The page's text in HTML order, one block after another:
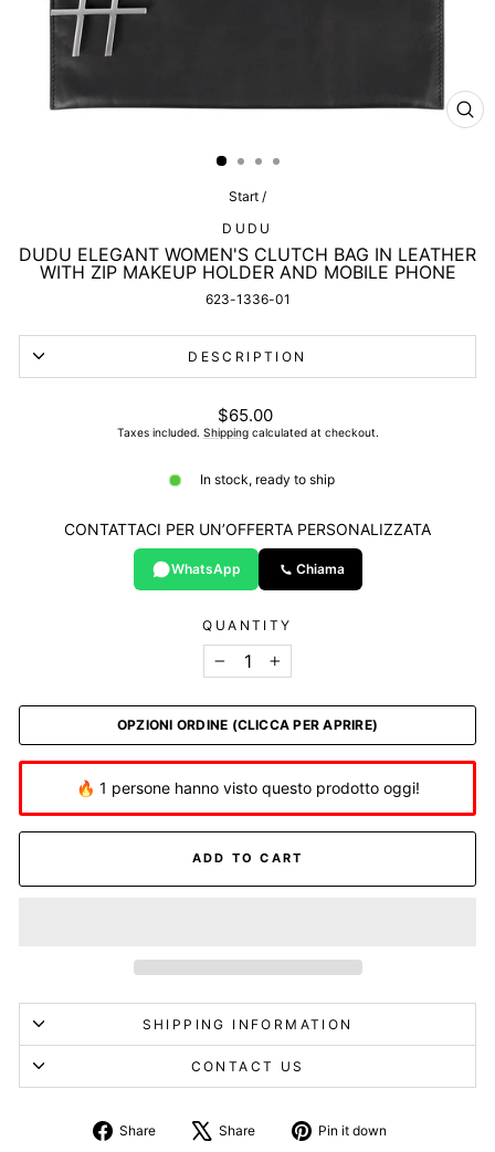
Start /
DUDU
DUDU ELEGANT WOMEN'S CLUTCH BAG IN LEATHER
WITH ZIP MAKEUP HOLDER AND MOBILE PHONE
623-1336-01
DESCRIPTION
List
price
$65.00
Taxes included. Shippingcalculated at checkout.
In stock, ready to ship
CONTATTACI PER UN’OFFERTA PERSONALIZZATA
WhatsApp Chiama
QUANTITY
+
OPZIONI ORDINE (CLICCA PER APRIRE)
🔥 1 persone hanno visto questo prodotto oggi!
ADD TO CART
SHIPPING INFORMATION
CONTACT US
Share
Share
Share
Tweet
about
Pin it down